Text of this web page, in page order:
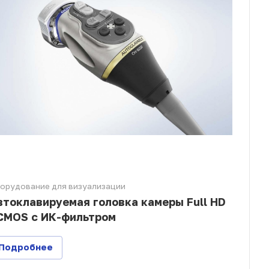
для визуализации
головка камеры Full HD
с ИК-фильтром